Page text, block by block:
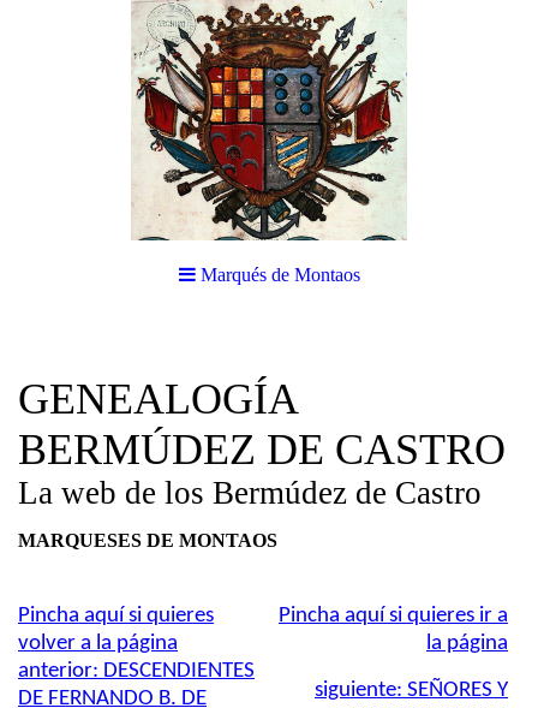
Marqués de Montaos
GENEALOGÍA
BERMÚDEZ DE CASTRO
La web de los Bermúdez de Castro
MARQUESES DE MONTAOS
Pincha aquí si quieres
volver a la página
anterior: DESCENDIENTES
DE FERNANDO B. DE
Pincha aquí si quieres ir a
la página
siguiente: SEÑORES Y